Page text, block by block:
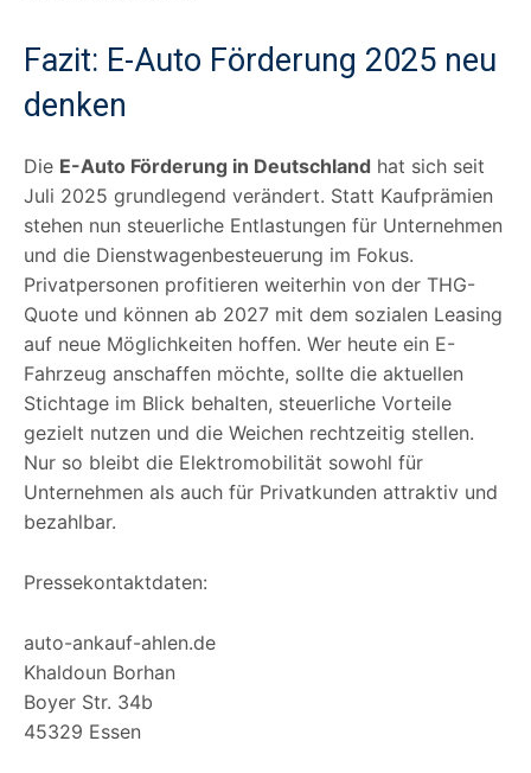
Fazit: E-Auto Förderung 2025 neu
denken
Die E-Auto Förderung in Deutschland hat sich seit
Juli 2025 grundlegend verändert. Statt Kaufprämien
stehen nun steuerliche Entlastungen für Unternehmen
und die Dienstwagenbesteuerung im Fokus.
Privatpersonen profitieren weiterhin von der THG-
Quote und können ab 2027 mit dem sozialen Leasing
auf neue Möglichkeiten hoffen. Wer heute ein E-
Fahrzeug anschaffen möchte, sollte die aktuellen
Stichtage im Blick behalten, steuerliche Vorteile
gezielt nutzen und die Weichen rechtzeitig stellen.
Nur so bleibt die Elektromobilität sowohl für
Unternehmen als auch für Privatkunden attraktiv und
bezahlbar.
Pressekontaktdaten:
auto-ankauf-ahlen.de
Khaldoun Borhan
Boyer Str. 34b
45329 Essen